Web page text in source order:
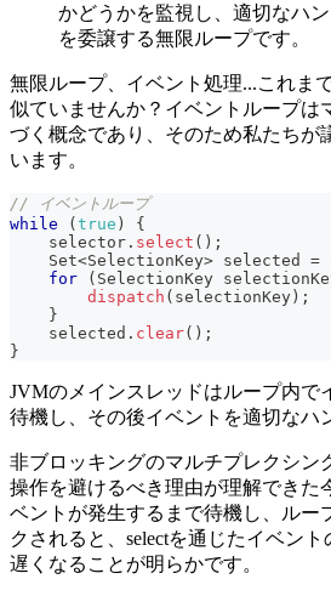
かどうかを監視し、適切なハ
を委譲する無限ループです。
無限ループ、イベント処理...これま
似ていませんか？イベントループは
づく概念であり、そのため私たちが
います。
// イベントループ
while
( true )
{
    selector
. select ( ) ;
Set<SelectionKey> selected =
for
( SelectionKey
dispatch ( selectionKey ) ;
}
    selected
. clear( ) ;
}
JVMのメインスレッドはループ内で
待機し、その後イベントを適切なハ
非ブロッキングのマルチプレクシン
操作を避けるべき理由が理解できた
ベントが発生するまで待機し、ルー
クされると、selectを通じたイベン
遅くなることが明らかです。